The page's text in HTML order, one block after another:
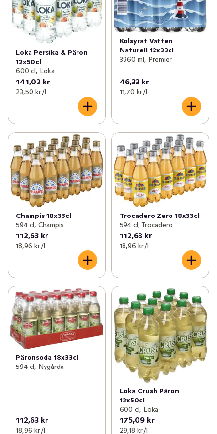
Loka Persika & Päron
12x50cl
600 cl, Loka
141,02 kr
23,50 kr /l
Kolsyrat Vatten
Naturell 12x33cl
3960 ml, Premier
46,33 kr
11,70 kr /l
Champis 18x33cl
594 cl, Champis
112,63 kr
18,96 kr /l
Trocadero Zero 18x33cl
594 cl, Trocadero
112,63 kr
18,96 kr /l
Päronsoda 18x33cl
594 cl, Nygårda
112,63 kr
18,96 kr /l
Loka Crush Päron
12x50cl
600 cl, Loka
175,09 kr
29,18 kr /l